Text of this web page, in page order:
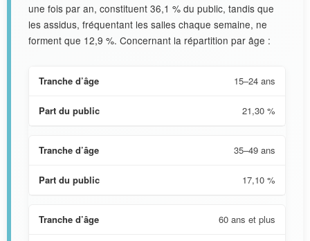
une fois par an, constituent 36,1 % du public, tandis que
les assidus, fréquentant les salles chaque semaine, ne
forment que 12,9 %. Concernant la répartition par âge :
15–24 ans
21,30 %
35–49 ans
17,10 %
60 ans et plus